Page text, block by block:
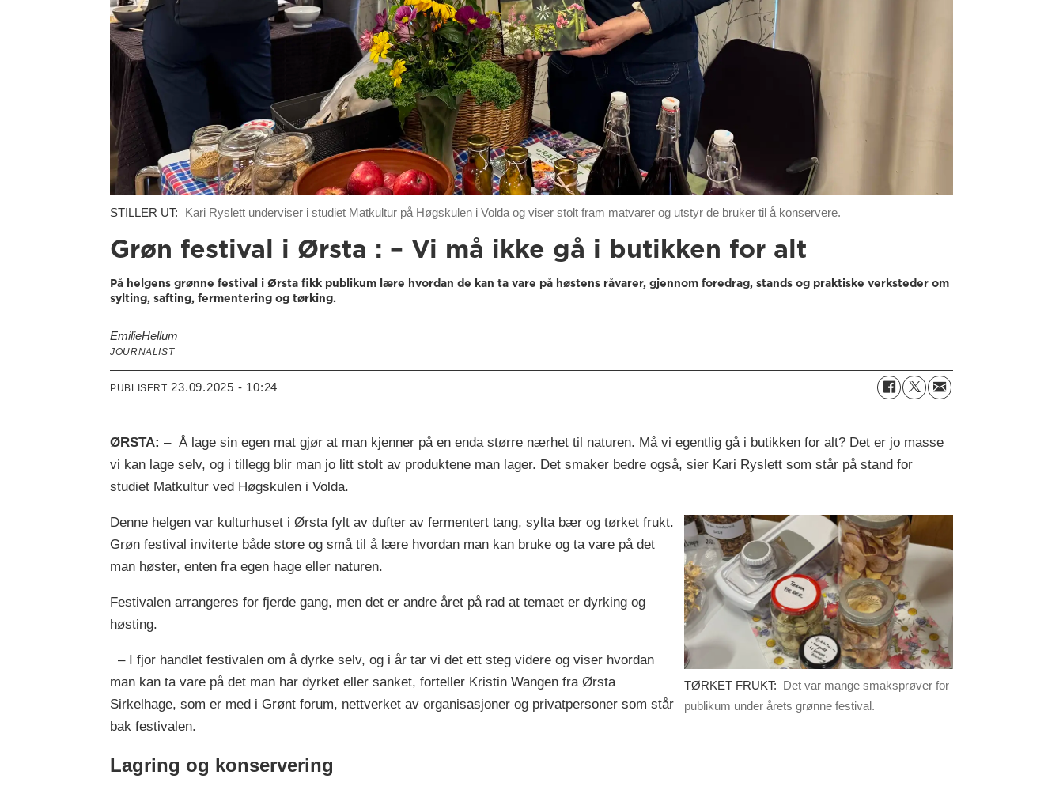
STILLER UT: Kari Ryslett underviser i studiet Matkultur på Høgskulen i Volda og viser stolt fram matvarer og utstyr de bruker til å konservere.
Grøn festival i Ørsta : – Vi må ikke gå i butikken for alt
På helgens grønne festival i Ørsta fikk publikum lære hvordan de kan ta vare på høstens råvarer, gjennom foredrag, stands og praktiske verksteder om
sylting, safting, fermentering og tørking.
EmilieHellum
JOURNALIST
PUBLISERT 23.09.2025 - 10:24
ØRSTA: – Å lage sin egen mat gjør at man kjenner på en enda større nærhet til naturen. Må vi egentlig gå i butikken for alt? Det er jo masse
vi kan lage selv, og i tillegg blir man jo litt stolt av produktene man lager. Det smaker bedre også, sier Kari Ryslett som står på stand for
studiet Matkultur ved Høgskulen i Volda.
TØRKET FRUKT: Det var mange smaksprøver for
publikum under årets grønne festival.
Denne helgen var kulturhuset i Ørsta fylt av dufter av fermentert tang, sylta bær og tørket frukt.
Grøn festival inviterte både store og små til å lære hvordan man kan bruke og ta vare på det
man høster, enten fra egen hage eller naturen.
Festivalen arrangeres for fjerde gang, men det er andre året på rad at temaet er dyrking og
høsting.
– I fjor handlet festivalen om å dyrke selv, og i år tar vi det ett steg videre og viser hvordan
man kan ta vare på det man har dyrket eller sanket, forteller Kristin Wangen fra Ørsta
Sirkelhage, som er med i Grønt forum, nettverket av organisasjoner og privatpersoner som står
bak festivalen.
Lagring og konservering